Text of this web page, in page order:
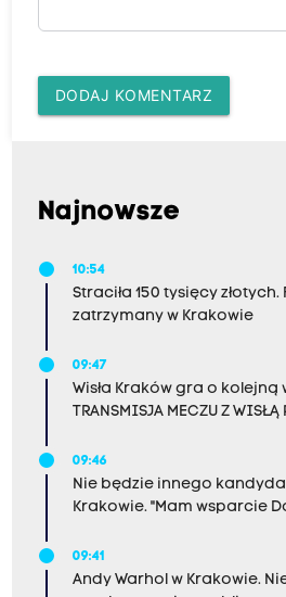
DODAJ KOMENTARZ
Najnowsze
10:54
Straciła 150 tysięcy złotych.
zatrzymany w Krakowie
09:47
Wisła Kraków gra o
TRANSMISJA MECZU Z WISŁĄ
09:46
Nie będzie innego
Krakowie. "Mam wsparcie
09:41
Andy Warhol w Krakowie.